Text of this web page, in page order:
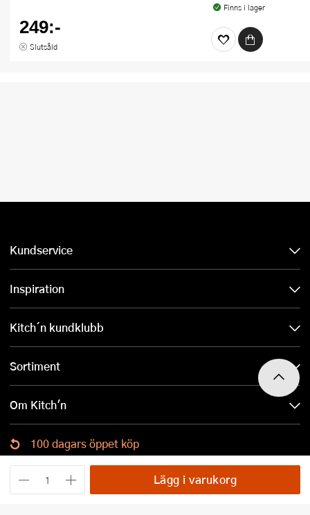
Lägg i varukorg
249:-
Slutsåld
Finns i lager
Kundservice
Inspiration
Kitch´n kundklubb
Sortiment
Om Kitch'n
100 dagars öppet köp
Ladda ned Kitch´n-appen